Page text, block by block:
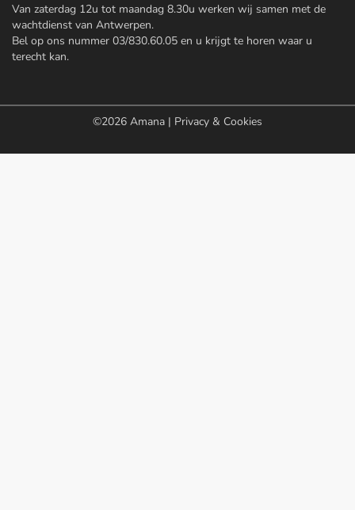
Van zaterdag 12u tot maandag 8.30u werken wij samen met de
wachtdienst van Antwerpen.
Bel op ons nummer 03/830.60.05 en u krijgt te horen waar u
terecht kan.
©2026 Amana | Privacy & Cookies